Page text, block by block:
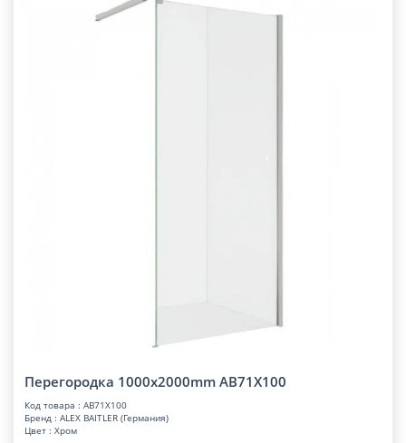
Перегородка 1000x2000mm AB71X100
Код товара : AB71X100
Бренд : ALEX BAITLER (Германия)
Цвет : Хром